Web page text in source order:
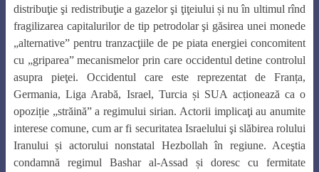
distribuţie şi redistribuţie a gazelor şi ţiţeiului și nu în ultimul rînd
fragilizarea capitalurilor de tip petrodolar şi găsirea unei monede
„alternative” pentru tranzacţiile de pe piata energiei concomitent
cu „griparea” mecanismelor prin care occidentul detine controlul
asupra pieţei. Occidentul care este reprezentat de Franța,
Germania, Liga Arabă, Israel, Turcia și SUA acționează ca o
opoziție „străină” a regimului sirian. Actorii implicaţi au anumite
interese comune, cum ar fi securitatea Israelului şi slăbirea rolului
Iranului și actorului nonstatal Hezbollah în regiune. Aceştia
condamnă regimul Bashar al-Assad și doresc cu fermitate